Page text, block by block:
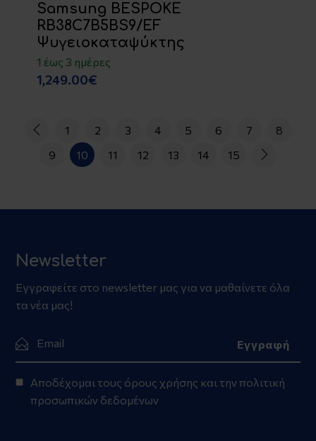
Samsung BESPOKE
RB38C7B5BS9/EF
Ψυγειοκαταψύκτης
1 έως 3 ημέρες
1,249.00€
1 2 3 4 5 6 7
8
9
10 11 12 13 14 15
Newsletter
Εγγραφείτε στο newsletter μας για να μαθαίνετε όλα
τα νέα μας!
Αποδέχομαι τους όρους χρήσης και την πολιτική
προσωπικών δεδομένων